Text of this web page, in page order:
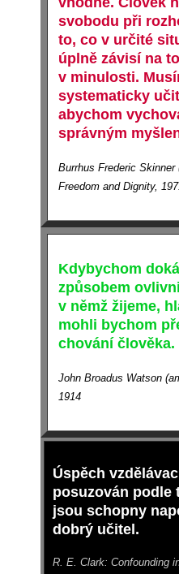
svobodu při
to, co v určité
úplně závisí na
v minulosti.
systematicky
abychom
správným
Burrhus Frederic
Freedom and Dignity,
Kdybychom
způsobem
v němž žijeme,
mohli bychom
chování člověka.
John Broadus Watson
1914
Úspěch
posuzován podle
jsou schopny
dobrý učitel.
R. E. Clark: Confounding